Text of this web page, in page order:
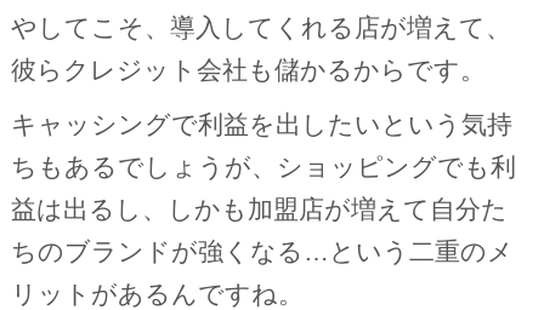
やしてこそ、導入してくれる店が増えて、
彼らクレジット会社も儲かるからです。
キャッシングで利益を出したいという気持
ちもあるでしょうが、ショッピングでも利
益は出るし、しかも加盟店が増えて自分た
ちのブランドが強くなる…という二重のメ
リットがあるんですね。